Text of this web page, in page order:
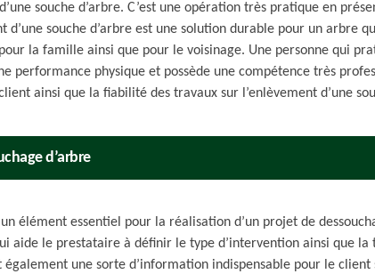
souche d’arbre. C’est une opération très pratique en
d’une souche d’arbre est une solution durable pour un arbre
la famille ainsi que pour le voisinage. Une personne qui
performance physique et possède une compétence très
ainsi que la fiabilité des travaux sur l’enlèvement d’une
d’arbre
élément essentiel pour la réalisation d’un projet de
aide le prestataire à définir le type d’intervention ainsi que la
également une sorte d’information indispensable pour le